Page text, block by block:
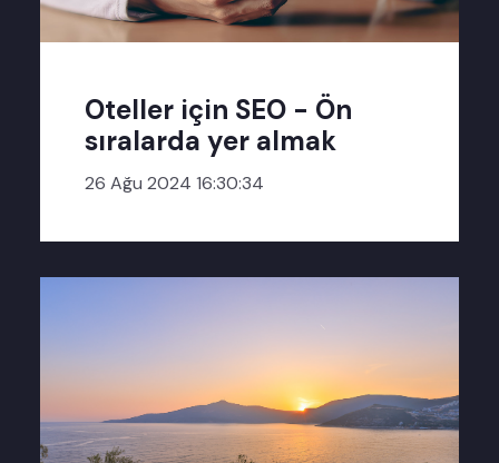
Oteller için SEO - Ön
sıralarda yer almak
26 Ağu 2024 16:30:34